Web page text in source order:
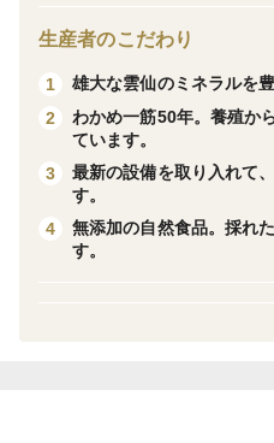
から製造まで丹精をこめて
が難しい無添加新鮮な「め
いただけます。冷凍のまま
凍後は５日〜１週間以内に
生産者のこだわり
1
雄大な雲仙のミネラルを
2
わかめ一筋50年。養殖か
ています。
3
最新の設備を取り入れて
す。
4
無添加の自然食品。採れ
す。